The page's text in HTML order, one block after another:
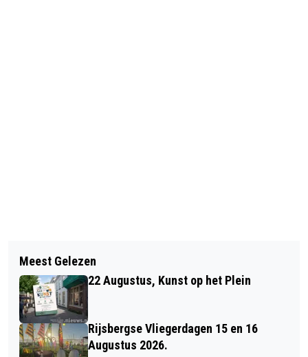
PRESENTATIE BERGWANDELINGEN IN
DE BALKAN
30 SEPTEMBER, ‘CENTRAL PARK –
THE STORY OF SIMON & GARFUNKEL’
Meest Gelezen
22 Augustus, Kunst op het Plein
Rijsbergse Vliegerdagen 15 en 16
Augustus 2026.